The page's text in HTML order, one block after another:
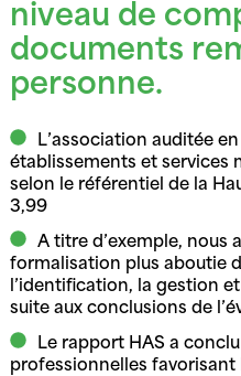
niveau de
documents
personne.
L’association auditée
établissements et services
selon le référentiel de la
3,99
A titre d’exemple, nous
formalisation plus aboutie
l’identification, la gestion
suite aux conclusions de
Le rapport HAS a
professionnelles favorisant